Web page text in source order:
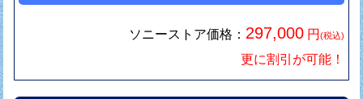
ソニーストア価格： 297,000 円(税込)
更に割引が可能！